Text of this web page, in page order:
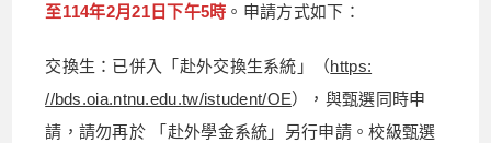
至114年2月21日下午5時 。申請方式如下：
交換生：已併入「赴外交換生系統」（https:
//bds.oia.ntnu.edu.tw/istudent/OE），與甄選同時申
請，請勿再於 「赴外學金系統」另行申請。校級甄選